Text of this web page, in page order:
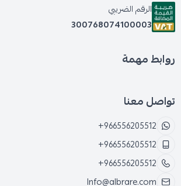
الرقم الضريبي
300768074100003
روابط مهمة
تواصل معنا
+966556205512
+966556205512
+966556205512
Info@albrare.com